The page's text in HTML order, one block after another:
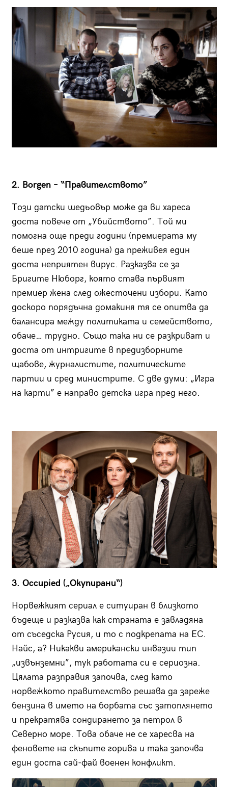
2. Borgen – “Правителството”
Този датски шедьовър може да ви хареса
доста повече от „Убийството”. Той ми
помогна още преди години (премиерата му
беше през 2010 година) да преживея един
доста неприятен вирус. Разказва се за
Бригите Нюборг, която става първият
премиер жена след ожесточени избори. Като
доскоро порядъчна домакиня тя се опитва да
балансира между политиката и семейството,
обаче… трудно. Също така ни се разкриват и
доста от интригите в предизборните
щабове, журналистите, политическите
партии и сред министрите. С две думи: „Игра
на карти” е направо детска игра пред него.
3. Оccupied („Окупирани“)
Норвежкият сериал е ситуиран в близкото
бъдеще и разказва как страната е завладяна
от съседска Русия, и то с подкрепата на ЕС.
Найс, а? Никакви американски инвазии тип
„извънземни”, тук работата си е сериозна.
Цялата разправия започва, след като
норвежкото правителство решава да зареже
бензина в името на борбата със затоплянето
и прекратява сондирането за петрол в
Северно море. Това обаче не се харесва на
феновете на скъпите горива и така започва
един доста сай-фай военен конфликт.